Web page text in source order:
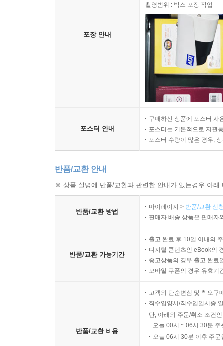
포장 안내
촬영범위 : 박스 포장 작업
포스터 안내
구매하신 상품에 포스터 사
포스터는 기본적으로 지관
포스터 수량이 많은 경우,
반품/교환 안내
※ 상품 설명에 반품/교환과 관련한 안내가 있는경우 아
반품/교환 방법
마이페이지 > 반품/교환 신
판매자 배송 상품은 판매자
반품/교환 가능기간
출고 완료 후 10일 이내의
디지털 콘텐츠인 eBook의
중고상품의 경우 출고 완료
모바일 쿠폰의 경우 유효기
반품/교환 비용
고객의 단순변심 및 착오구
직수입양서/직수입일서중
단, 아래의 주문/취소 조건
오늘 00시 ~ 06시 30분
오늘 06시 30분 이후 주